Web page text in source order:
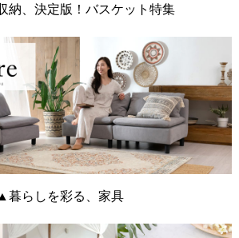
納、決定版！バスケット特集
▲暮らしを彩る、家具